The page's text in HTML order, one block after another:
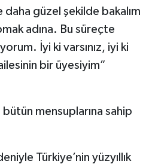
daha güzel şekilde bakalım
adına. Bu süreçte
İyi ki varsınız, iyi ki
bir üyesiyim”
mensuplarına sahip
Türkiye’nin yüzyıllık